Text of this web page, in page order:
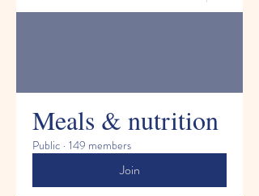
Meals & nutrition
Public · 149 members
Join